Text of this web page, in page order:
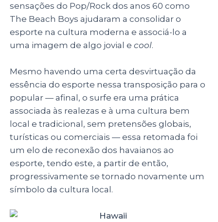
sensações do Pop/Rock dos anos 60 como
The Beach Boys ajudaram a consolidar o
esporte na cultura moderna e associá-lo a
uma imagem de algo jovial e cool.
Mesmo havendo uma certa desvirtuação da
essência do esporte nessa transposição para o
popular — afinal, o surfe era uma prática
associada às realezas e à uma cultura bem
local e tradicional, sem pretensões globais,
turísticas ou comerciais — essa retomada foi
um elo de reconexão dos havaianos ao
esporte, tendo este, a partir de então,
progressivamente se tornado novamente um
símbolo da cultura local.